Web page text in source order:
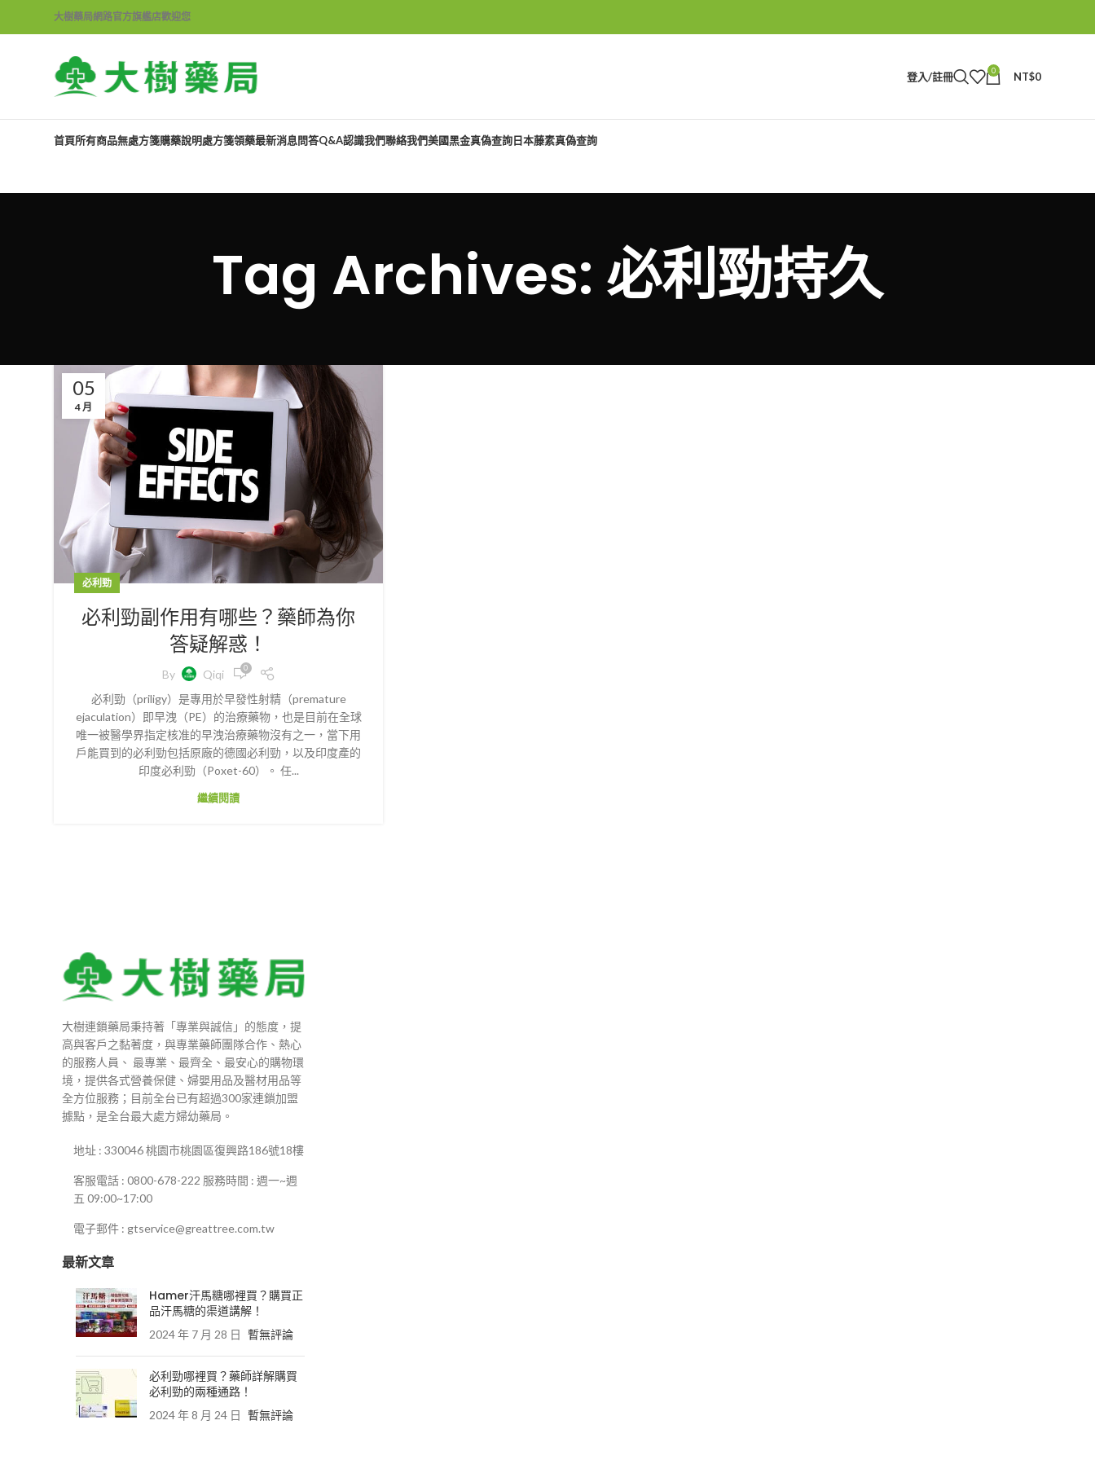
大樹藥局網路官方旗艦店歡迎您
登入/註冊 0 NT$0
首頁所有商品無處方箋購藥說明處方箋領藥最新消息問答Q&A認識我們聯絡我們美國黑金真偽查詢日本藤素真偽查詢
Tag Archives: 必利勁持久
05
4 月
必利勁
必利勁副作用有哪些？藥師為你
答疑解惑！
By Qiqi 0
必利勁（priligy）是專用於早發性射精（premature
ejaculation）即早洩（PE）的治療藥物，也是目前在全球
唯一被醫學界指定核准的早洩治療藥物沒有之一，當下用
戶能買到的必利勁包括原廠的德國必利勁，以及印度產的
印度必利勁（Poxet-60）。 任...
繼續閱讀
大樹連鎖藥局秉持著「專業與誠信」的態度，提
高與客戶之黏著度，與專業藥師團隊合作、熱心
的服務人員、 最專業、最齊全、最安心的購物環
境，提供各式營養保健、婦嬰用品及醫材用品等
全方位服務；目前全台已有超過300家連鎖加盟
據點，是全台最大處方婦幼藥局。
地址 : 330046 桃園市桃園區復興路186號18樓
客服電話 : 0800-678-222 服務時間 : 週一~週
五 09:00~17:00
電子郵件 : gtservice@greattree.com.tw
最新文章
Hamer汗馬糖哪裡買？購買正
品汗馬糖的渠道講解！
2024 年 7 月 28 日 暫無評論
必利勁哪裡買？藥師詳解購買
必利勁的兩種通路！
2024 年 8 月 24 日 暫無評論